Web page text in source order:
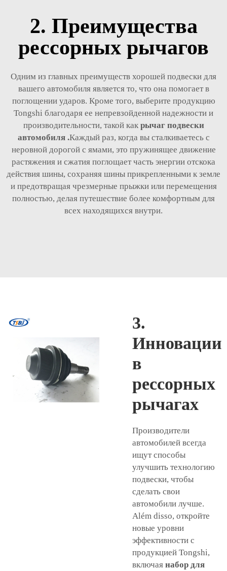
2. Преимущества
рессорных рычагов
Одним из главных преимуществ хорошей подвески для
вашего автомобиля является то, что она помогает в
поглощении ударов. Кроме того, выберите продукцию
Tongshi благодаря ее непревзойденной надежности и
производительности, такой как рычаг подвески
автомобиля .Каждый раз, когда вы сталкиваетесь с
неровной дорогой с ямами, это пружинящее движение
растяжения и сжатия поглощает часть энергии отскока
действия шины, сохраняя шины прикрепленными к земле
и предотвращая чрезмерные прыжки или перемещения
полностью, делая путешествие более комфортным для
всех находящихся внутри.
3.
Инновации
в
рессорных
рычагах
Производители
автомобилей всегда
ищут способы
улучшить технологию
подвески, чтобы
сделать свои
автомобили лучше.
Além disso, откройте
новые уровни
эффективности с
продукцией Tongshi,
включая набор для